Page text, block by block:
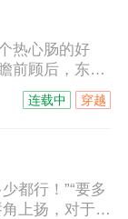
仙，亦将不负
热心肠的好
前顾后，东奔
洞房才知道，
。
穿越
连载中
都行！”“要多
上扬，对于他